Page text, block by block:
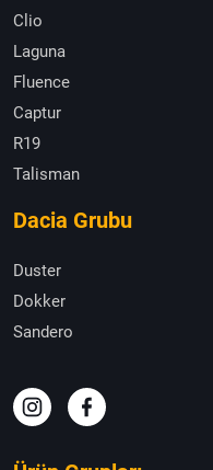
Clio
Laguna
Fluence
Captur
R19
Talisman
Dacia Grubu
Duster
Dokker
Sandero